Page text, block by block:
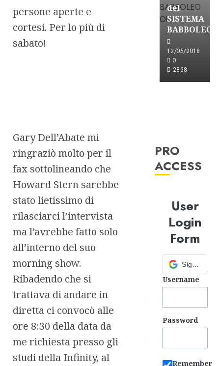
persone aperte e
cortesi. Per lo più di
sabato!
Gary Dell’Abate mi
ringraziò molto per il
fax sottolineando che
Howard Stern sarebbe
stato lietissimo di
rilasciarci l’intervista
ma l’avrebbe fatto solo
all’interno del suo
morning show.
Ribadendo che si
trattava di andare in
diretta ci convocò alle
ore 8:30 della data da
me richiesta presso gli
studi della Infinity, al
del
SISTEMA
BABBOLEO
12/05/2018
0
2838
PRO
ACCESS
User
Login
Form
Username
Password
Remember